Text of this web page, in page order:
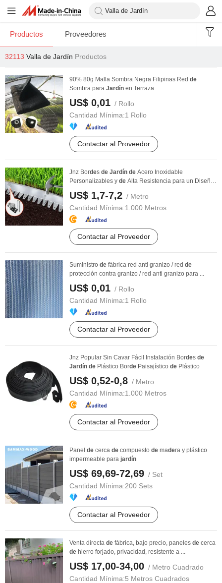
Productos Proveedores
32113 Valla de Jardín Productos
90% 80g Malla Sombra Negra Filipinas Red de
Sombra para Jardín en Terraza
US$ 0,01 / Rollo
Cantidad Mínima:1 Rollo
Contactar al Proveedor
Jnz Bordes de Jardín de Acero Inoxidable
Personalizables y de Alta Resistencia para un Diseño
US$ 1,7-7,2 / Metro
Cantidad Mínima:1.000 Metros
Contactar al Proveedor
Suministro de fábrica red anti granizo / red de
protección contra granizo / red anti granizo para ...
US$ 0,01 / Rollo
Cantidad Mínima:1 Rollo
Contactar al Proveedor
Jnz Popular Sin Cavar Fácil Instalación Bordes de
Jardín de Plástico Borde Paisajístico de Plástico
US$ 0,52-0,8 / Metro
Cantidad Mínima:1.000 Metros
Contactar al Proveedor
Panel de cerca de compuesto de madera y plástico
impermeable para jardín
US$ 69,69-72,69 / Set
Cantidad Mínima:200 Sets
Contactar al Proveedor
Venta directa de fábrica, bajo precio, paneles de cerca
de hierro forjado, privacidad, resistente a ...
US$ 17,00-34,00 / Metro Cuadrado
Cantidad Mínima:5 Metros Cuadrados